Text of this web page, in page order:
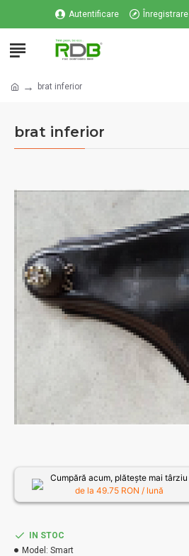
Autentificare Înregistrare
brat inferior
brat inferior
IN STOC
Model: Smart
Cumpără acum, plătește mai târziu
de la 49.75RON / lună